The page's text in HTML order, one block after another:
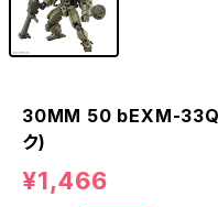
30MM 50 bEXM-
ク)
¥1,466